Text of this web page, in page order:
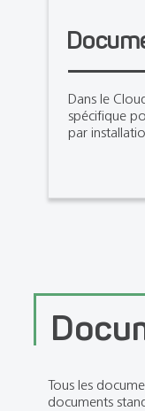
Dans le
spécifique
par
Tous les
documents